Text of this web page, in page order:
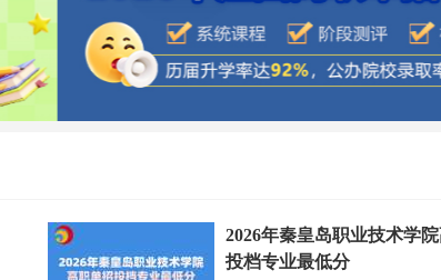
2026年秦皇岛职业技术学
投档专业最低分